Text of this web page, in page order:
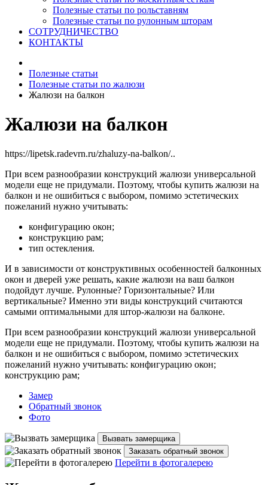
Полезные статьи по рольставням
Полезные статьи по рулонным шторам
СОТРУДНИЧЕСТВО
КОНТАКТЫ
Полезные статьи
Полезные статьи по жалюзи
Жалюзи на балкон
Жалюзи на балкон
https://lipetsk.radevrn.ru/zhaluzy-na-balkon/..
При всем разнообразии конструкций жалюзи универсальной
модели еще не придумали. Поэтому, чтобы купить жалюзи на
балкон и не ошибиться с выбором, помимо эстетических
пожеланий нужно учитывать:
конфигурацию окон;
конструкцию рам;
тип остекления.
И в зависимости от конструктивных особенностей балконных
окон и дверей уже решать, какие жалюзи на ваш балкон
подойдут лучше. Рулонные? Горизонтальные? Или
вертикальные? Именно эти виды конструкций считаются
самыми оптимальными для штор-жалюзи на балконе.
При всем разнообразии конструкций жалюзи универсальной
модели еще не придумали. Поэтому, чтобы купить жалюзи на
балкон и не ошибиться с выбором, помимо эстетических
пожеланий нужно учитывать: конфигурацию окон;
конструкцию рам;
Замер
Обратный звонок
Фото
Вызвать замерщика
Заказать обратный звонок
Перейти в фотогалерею